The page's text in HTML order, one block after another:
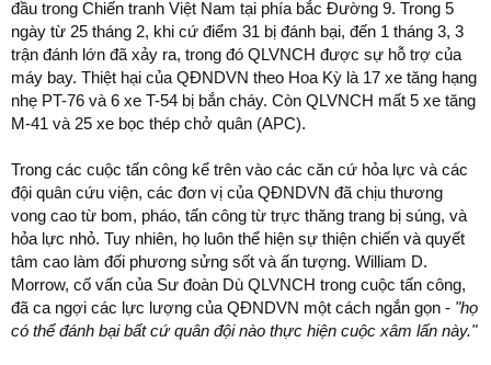
đầu trong Chiến tranh Việt Nam tại phía bắc Đường 9. Trong 5
ngày từ 25 tháng 2, khi cứ điểm 31 bị đánh bại, đến 1 tháng 3, 3
trận đánh lớn đã xảy ra, trong đó QLVNCH được sự hỗ trợ của
máy bay. Thiệt hại của QĐNDVN theo Hoa Kỳ là 17 xe tăng hạng
nhẹ PT-76 và 6 xe T-54 bị bắn cháy. Còn QLVNCH mất 5 xe tăng
M-41 và 25 xe bọc thép chở quân (APC).
Trong các cuộc tấn công kể trên vào các căn cứ hỏa lực và các
đội quân cứu viện, các đơn vị của QĐNDVN đã chịu thương
vong cao từ bom, pháo, tấn công từ trực thăng trang bị súng, và
hỏa lực nhỏ. Tuy nhiên, họ luôn thể hiện sự thiện chiến và quyết
tâm cao làm đối phương sửng sốt và ấn tượng. William D.
Morrow, cố vấn của Sư đoàn Dù QLVNCH trong cuộc tấn công,
đã ca ngợi các lực lượng của QĐNDVN một cách ngắn gọn - "họ
có thể đánh bại bất cứ quân đội nào thực hiện cuộc xâm lấn này."